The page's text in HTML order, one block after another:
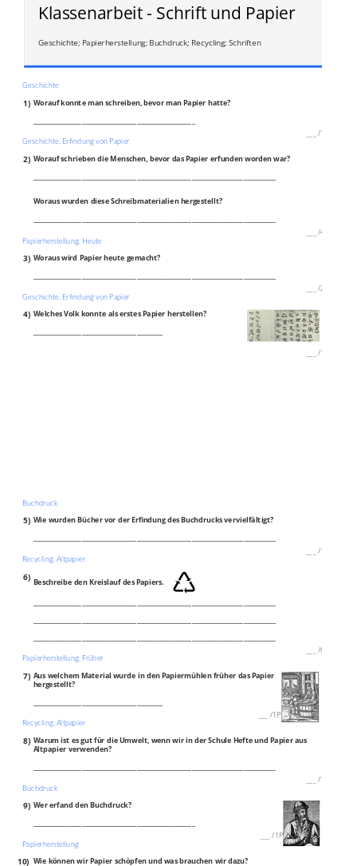
Klassenarbeit - Schrift und Papier
Geschichte; Papierherstellung; Buchdruck; Recycling; Schriften
Geschichte
1) Worauf konnte man schreiben, bevor man Papier hatte?
/1P
Geschichte, Erfindung von Papier
2) Worauf schrieben die Menschen, bevor das Papier erfunden worden war?
Woraus wurden diese Schreibmaterialien hergestellt?
/4P
Papierherstellung, Heute
3) Woraus wird Papier heute gemacht?
/2P
Geschichte, Erfindung von Papier
4) Welches Volk konnte als erstes Papier herstellen?
/1P
Buchdruck
5) Wie wurden Bücher vor der Erfindung des Buchdrucks vervielfältigt?
/1P
Recycling, Altpapier
6) Beschreibe den Kreislauf des Papiers.
/6P
Papierherstellung, Früher
7) Aus welchem Material wurde in den Papiermühlen früher das Papier
hergestellt?
/1P
Recycling, Altpapier
8) Warum ist es gut für die Umwelt, wenn wir in der Schule Hefte und Papier aus
Altpapier verwenden?
/1P
Buchdruck
9) Wer erfand den Buchdruck?
/1P
Papierherstellung
10) Wie können wir Papier schöpfen und was brauchen wir dazu?